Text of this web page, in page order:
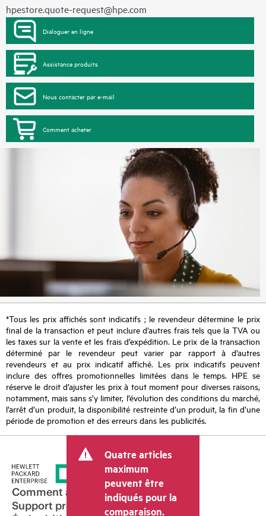
hpestore.quote-request@hpe.com
Dialoguer en ligne
Assistance produits
Nous contacter par e-mail
Comment acheter
*Tous les prix affichés sont indicatifs ; le revendeur détermine le prix
final de la transaction et peut inclure d’autres frais tels que la TVA ou
les taxes sur la vente et les frais d’expédition. Le prix de la transaction
déterminé par le revendeur peut varier par rapport à d’autres
revendeurs et au prix indicatif affiché. Les prix indicatifs peuvent
inclure des offres promotionnelles limitées dans le temps. HPE se
réserve le droit d’ajuster les prix à tout moment pour diverses raisons,
notamment, mais sans s’y limiter, l’évolution des conditions du marché,
l’arrêt d’un produit, la disponibilité restreinte d’un produit, la fin d’une
période de promotion et des erreurs dans les publicités.
Quatre articles
maximum
peuvent être
indiqués pour la
comparaison.
Comment acheter
Support produit